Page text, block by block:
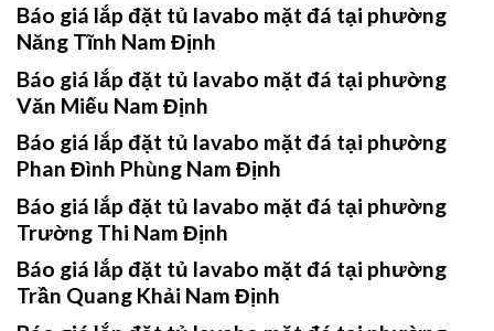
Báo giá lắp đặt tủ lavabo mặt đá tại phường
Năng Tĩnh Nam Định
Báo giá lắp đặt tủ lavabo mặt đá tại phường
Văn Miếu Nam Định
Báo giá lắp đặt tủ lavabo mặt đá tại phường
Phan Đình Phùng Nam Định
Báo giá lắp đặt tủ lavabo mặt đá tại phường
Trường Thi Nam Định
Báo giá lắp đặt tủ lavabo mặt đá tại phường
Trần Quang Khải Nam Định